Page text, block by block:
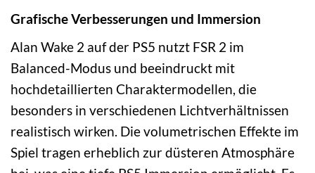
Grafische Verbesserungen und Immersion
Alan Wake 2 auf der PS5 nutzt FSR 2 im
Balanced-Modus und beeindruckt mit
hochdetaillierten Charaktermodellen, die
besonders in verschiedenen Lichtverhältnissen
realistisch wirken. Die volumetrischen Effekte im
Spiel tragen erheblich zur düsteren Atmosphäre